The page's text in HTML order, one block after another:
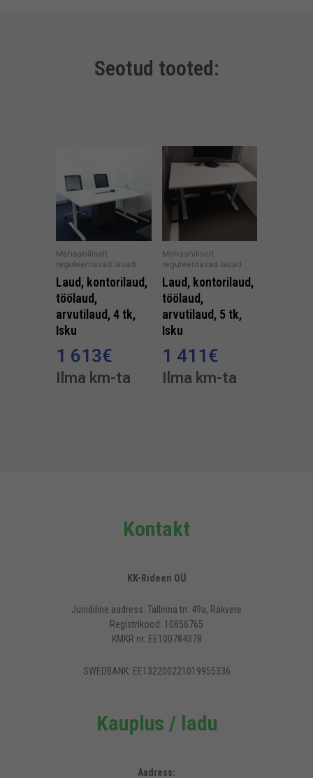
Seotud tooted:
Mehaaniliselt
reguleeritavad lauad
Laud, kontorilaud,
töölaud,
arvutilaud, 4 tk,
Isku
1 613€
Ilma km-ta
Mehaaniliselt
reguleeritavad lauad
Laud, kontorilaud,
töölaud,
arvutilaud, 5 tk,
Isku
1 411€
Ilma km-ta
Kontakt
KK-Rideen OÜ
Juriidiline aadress: Tallinna tn. 49a, Rakvere
Registrikood: 10856765
KMKR nr: EE100784378
SWEDBANK: EE132200221019955336
Kauplus / ladu
Aadress: